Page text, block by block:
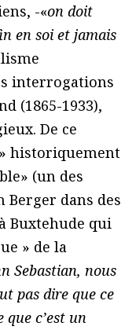
-«on doit
en soi et jamais
interrogations
(1865-1933),
De ce
historiquement
(un des
Berger dans des
Buxtehude qui
» de la
Sebastian, nous
pas dire que ce
que c’est un